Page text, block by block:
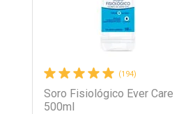
(194)
Soro Fisiológico Ever Care
500ml